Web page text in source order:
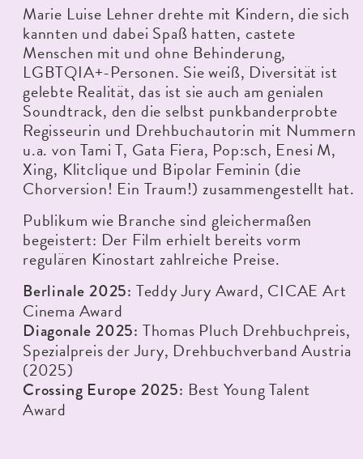
Marie Luise Lehner drehte mit Kindern, die sich
kannten und dabei Spaß hatten, castete
Menschen mit und ohne Behinderung,
LGBTQIA+-Personen. Sie weiß, Diversität ist
gelebte Realität, das ist sie auch am genialen
Soundtrack, den die selbst punkbanderprobte
Regisseurin und Drehbuchautorin mit Nummern
u.a. von Tami T, Gata Fiera, Pop:sch, Enesi M,
Xing, Klitclique und Bipolar Feminin (die
Chorversion! Ein Traum!) zusammengestellt hat.
Publikum wie Branche sind gleichermaßen
begeistert: Der Film erhielt bereits vorm
regulären Kinostart zahlreiche Preise.
Berlinale 2025: Teddy Jury Award, CICAE Art
Cinema Award
Diagonale 2025: Thomas Pluch Drehbuchpreis,
Spezialpreis der Jury, Drehbuchverband Austria
(2025)
Crossing Europe 2025: Best Young Talent
Award